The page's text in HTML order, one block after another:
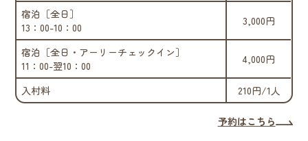
宿泊［全日］
13：00-10：00
3,000円
宿泊［全日・アーリーチェックイン］
11：00-翌10：00
4,000円
入村料 210円/1人
予約はこちら